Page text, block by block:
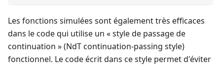
Les fonctions simulées sont également très efficaces
dans le code qui utilise un « style de passage de
continuation » (NdT continuation-passing style)
fonctionnel. Le code écrit dans ce style permet d'éviter